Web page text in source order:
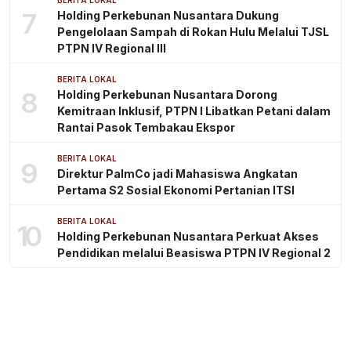
7
Holding Perkebunan Nusantara Dukung
Pengelolaan Sampah di Rokan Hulu Melalui TJSL
PTPN IV Regional III
8
BERITA LOKAL
Holding Perkebunan Nusantara Dorong
Kemitraan Inklusif, PTPN I Libatkan Petani dalam
Rantai Pasok Tembakau Ekspor
9 BERITA LOKAL
Direktur PalmCo jadi Mahasiswa Angkatan
Pertama S2 Sosial Ekonomi Pertanian ITSI
10 BERITA LOKAL
Holding Perkebunan Nusantara Perkuat Akses
Pendidikan melalui Beasiswa PTPN IV Regional 2